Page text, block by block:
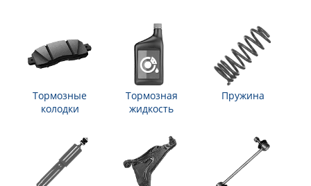
Тормозные
колодки
Тормозная
жидкость
Пружина